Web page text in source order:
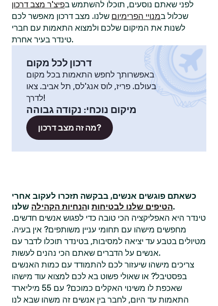
לפני שאתם נוסעים, תוכלו להשתמש בפיצ'ר מצב דרכון
שכלול במנויי הפרימיום שלנו. מצב דרכון מאפשר לכם
לשנות את המיקום שלכם ולמצוא התאמות עם חברי
טינדר בעיר אחרת.
דרכון לכל מקום
באפשרותך לחפש התאמות בכל מקום
בעולם. פריז, לוס אנג'לס, תל אביב. צאו
לדרך!
מיקום נוכחי: נקודה גבוהה
מה זה מצב דרכון?
כשאתם פוגשים אנשים, בבקשה תזכרו לעקוב אחרי
הטיפים שלנו לבטיחות והנחיות הקהילה
שלנו.
טינדר היא האפליקציה הכי טובה כדי לפגוש אנשים חדשים.
מחפשים מישהו עם תחומי עניין משותפים? אין בעיה.
מטיולים בטבע עד יציאה למסיבות, בטינדר תוכלו לדבר עם
אנשים על הדברים שאתם הכי נהנים לעשות.
צריכים מישהו שיעזור לכם להתמודד עם כמות האנשים
בפסטיבל? או שאולי פשוט בא לכם למצוא עוד מישהו
שאכפת לו משינוי האקלים כמוכם? עם 55 מיליארד
התאמות עד היום, לחבר בין אנשים זה משהו שבא לנו